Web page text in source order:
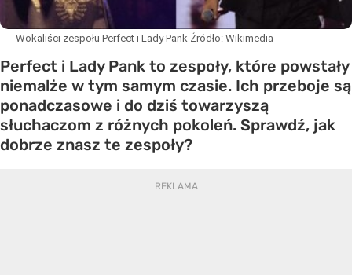
Wokaliści zespołu Perfect i Lady Pank Źródło: Wikimedia
Perfect i Lady Pank to zespoły, które powstały
niemalże w tym samym czasie. Ich przeboje są
ponadczasowe i do dziś towarzyszą
słuchaczom z różnych pokoleń. Sprawdź, jak
dobrze znasz te zespoły?